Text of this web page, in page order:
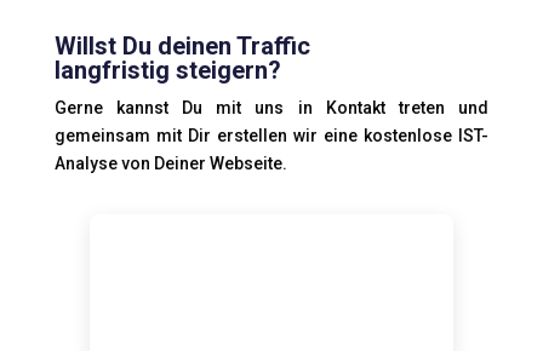
Willst Du deinen Traffic
langfristig steigern?
Gerne kannst Du mit uns in Kontakt treten und
gemeinsam mit Dir erstellen wir eine kostenlose IST-
Analyse von Deiner Webseite.